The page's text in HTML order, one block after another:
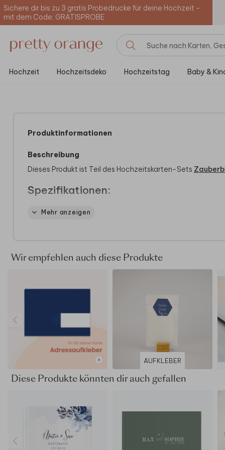
Sichere dir bis zu 3 gratis Probedrucke für deine Hochzeit -
mit dem Code: GRATISPROBE
Hochzeit Hochzeitsdeko Hochzeitstag Baby &
Produktinformationen
Beschreibung
Dieses Produkt ist Teil des Hochzeitskarten-Sets
Spezifikationen:
Wir bieten zwei verschiedene Versionen unserer Boxen an:
Kiefernholz mit einem White Wash-Finish.
Die Box ist abschließbar; ein goldfarbener Schlüssel
Briefschlitzgröße bei der Holzkiste ist 9 x 150 mm.
Briefschlitzgröße bei der weißen Holzkiste ist 9 x 210
In beiden Versionen wird der Vollfarbdruck nur auf der
der Box aufgebracht. Dank unserer speziellen Drucktechnik
Deckweiß können wir auch weiße Farben im Design der
integrieren.
Mehr anzeigen
Wir empfehlen auch diese Produkte
AUFKLEBER
Diese Produkte könnten dir auch gefallen